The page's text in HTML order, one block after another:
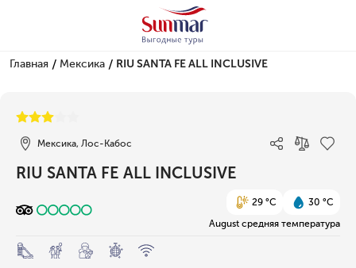
Главная / Мексика / RIU SANTA FE ALL INCLUSIVE
Мексика, Лос-Кабос
RIU SANTA FE ALL INCLUSIVE
29 °C
30 °C
August средняя температура